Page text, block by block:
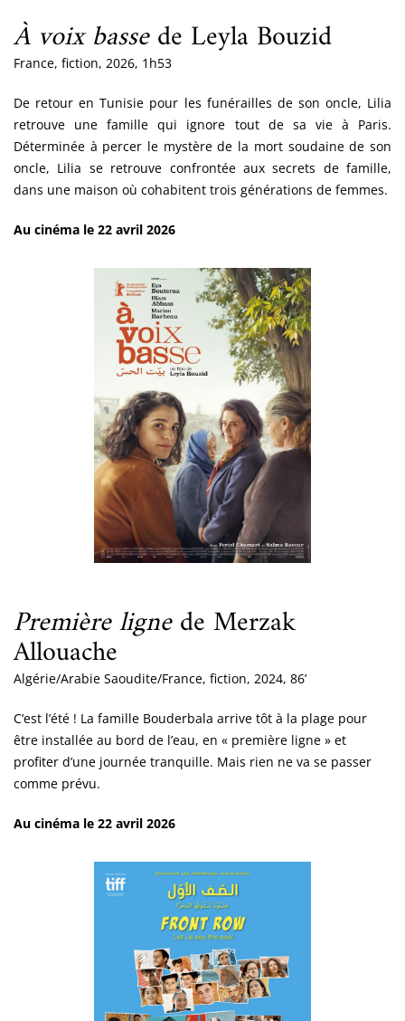
À voix bassede Leyla Bouzid
France, fiction, 2026, 1h53
De retour en Tunisie pour les funérailles de son oncle, Lilia
retrouve une famille qui ignore tout de sa vie à Paris.
Déterminée à percer le mystère de la mort soudaine de son
oncle, Lilia se retrouve confrontée aux secrets de famille,
dans une maison où cohabitent trois générations de femmes.
Au cinéma le 22 avril 2026
Première lignede Merzak
Allouache
Algérie/Arabie Saoudite/France, fiction, 2024, 86’
C’est l’été ! La famille Bouderbala arrive tôt à la plage pour
être installée au bord de l’eau, en « première ligne » et
profiter d’une journée tranquille. Mais rien ne va se passer
comme prévu.
Au cinéma le 22 avril 2026